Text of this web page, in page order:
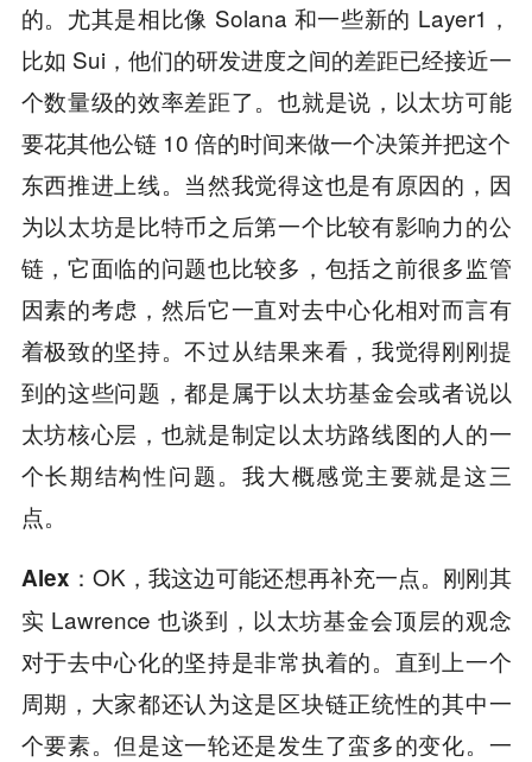
的。尤其是相比像 Solana 和一些新的 Layer1，
比如 Sui，他们的研发进度之间的差距已经接近一
个数量级的效率差距了。也就是说，以太坊可能
要花其他公链 10 倍的时间来做一个决策并把这个
东西推进上线。当然我觉得这也是有原因的，因
为以太坊是比特币之后第一个比较有影响力的公
链，它面临的问题也比较多，包括之前很多监管
因素的考虑，然后它一直对去中心化相对而言有
着极致的坚持。不过从结果来看，我觉得刚刚提
到的这些问题，都是属于以太坊基金会或者说以
太坊核心层，也就是制定以太坊路线图的人的一
个长期结构性问题。我大概感觉主要就是这三
点。
Alex： OK，我这边可能还想再补充一点。刚刚其
实 Lawrence 也谈到，以太坊基金会顶层的观念
对于去中心化的坚持是非常执着的。直到上一个
周期，大家都还认为这是区块链正统性的其中一
个要素。但是这一轮还是发生了蛮多的变化。一